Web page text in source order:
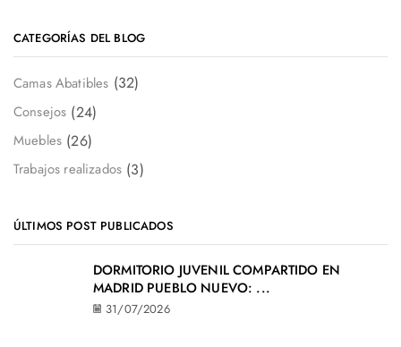
CATEGORÍAS DEL BLOG
Camas Abatibles (32)
Consejos (24)
Muebles (26)
Trabajos realizados (3)
ÚLTIMOS POST PUBLICADOS
DORMITORIO JUVENIL COMPARTIDO EN
MADRID PUEBLO NUEVO: ...
31/07/2026